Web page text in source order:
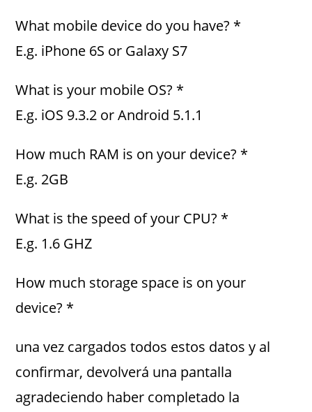
What mobile device do you have? *
E.g. iPhone 6S or Galaxy S7
What is your mobile OS? *
E.g. iOS 9.3.2 or Android 5.1.1
How much RAM is on your device? *
E.g. 2GB
What is the speed of your CPU? *
E.g. 1.6 GHZ
How much storage space is on your
device? *
una vez cargados todos estos datos y al
confirmar, devolverá una pantalla
agradeciendo haber completado la